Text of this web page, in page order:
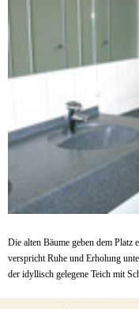
Die alten Bäume geben dem Platz
verspricht Ruhe und Erholung
der idyllisch gelegene Teich mit